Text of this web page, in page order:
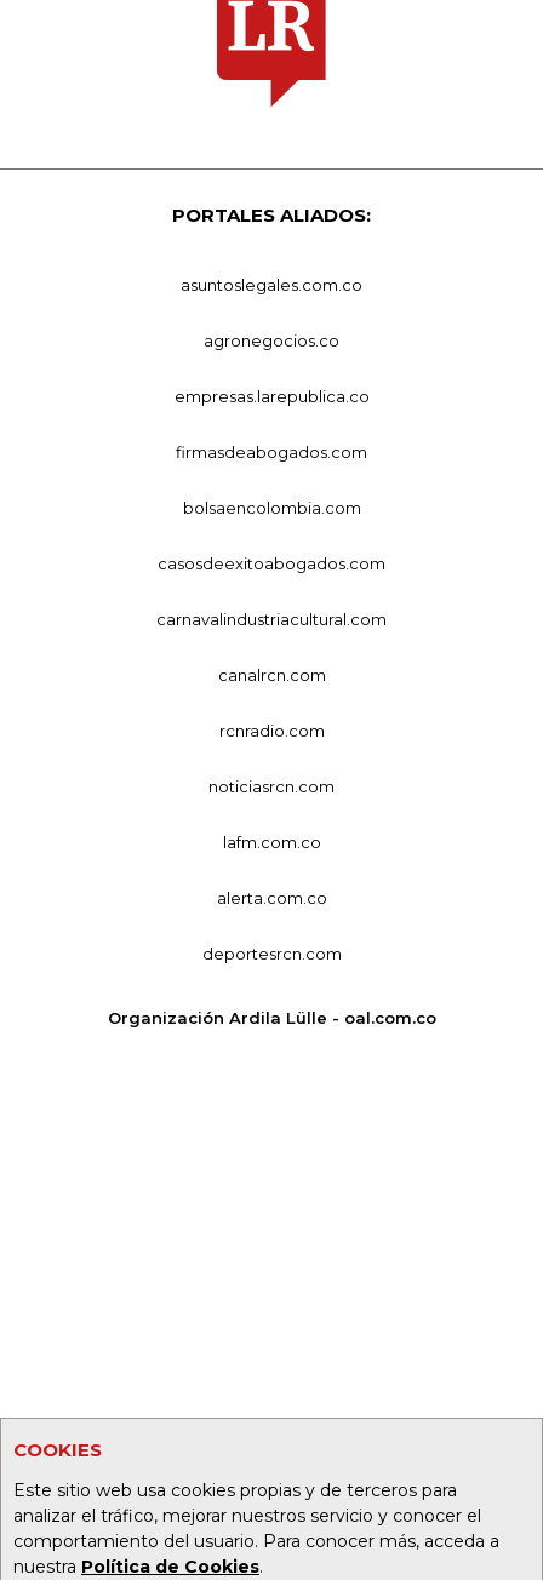
COOKIES
Este sitio web usa cookies propias y de terceros para
analizar el tráfico, mejorar nuestros servicio y conocer el
comportamiento del usuario. Para conocer más, acceda a
nuestra Política de Cookies.
PORTALES ALIADOS:
asuntoslegales.com.co
agronegocios.co
empresas.larepublica.co
firmasdeabogados.com
bolsaencolombia.com
casosdeexitoabogados.com
carnavalindustriacultural.com
canalrcn.com
rcnradio.com
noticiasrcn.com
lafm.com.co
alerta.com.co
deportesrcn.com
Organización Ardila Lülle - oal.com.co